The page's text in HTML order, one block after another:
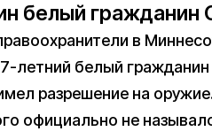
белый гражданин
в
летний белый
разрешение на
официально не